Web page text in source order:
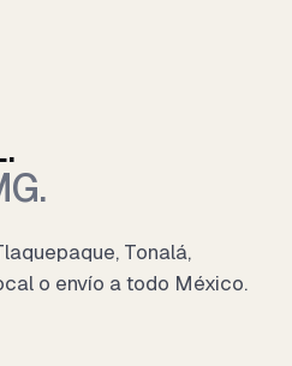
Tonalá,
o envío a todo México.